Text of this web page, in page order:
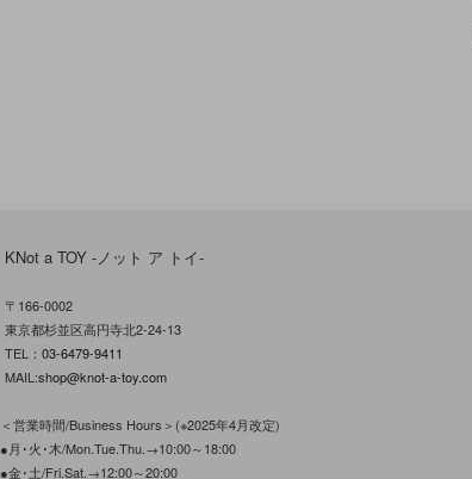
KNot a TOY -ノット ア トイ-
〒166-0002
東京都杉並区高円寺北2-24-13
TEL：03-6479-9411
MAIL:shop@knot-a-toy.com
＜営業時間/Business Hours＞(※2025年4月改定)
●月･火･木/Mon.Tue.Thu.→10:00～18:00
●金･土/Fri.Sat.→12:00～20:00